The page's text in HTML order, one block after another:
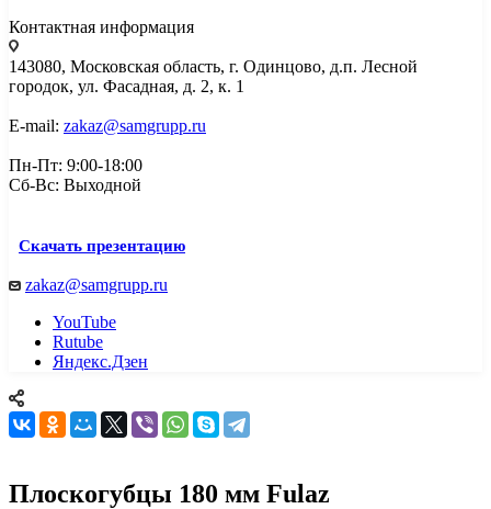
Контактная информация
143080, Mосковская область, г. Одинцово, д.п. Лесной
городок, ул. Фасадная, д. 2, к. 1
E-mail: zakaz@samgrupp.ru
Пн-Пт: 9:00-18:00
Сб-Вс: Выходной
Скачать презентацию
zakaz@samgrupp.ru
YouTube
Rutube
Яндекс.Дзен
Плоскогубцы 180 мм Fulaz